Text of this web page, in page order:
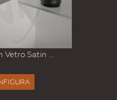
Vetro Satin ...